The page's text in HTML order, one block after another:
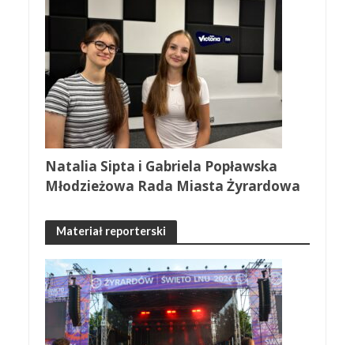
Natalia Sipta i Gabriela Popławska
Młodzieżowa Rada Miasta Żyrardowa
Materiał reporterski